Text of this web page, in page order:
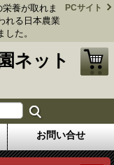
養が取れま
れる日本農業
た。
PCサイト
ネット
お問い合せ